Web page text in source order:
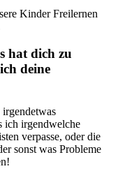
Kinder Freilernen
hat dich zu
deine
ich irgendwelche
verpasse, oder die
sonst was Probleme